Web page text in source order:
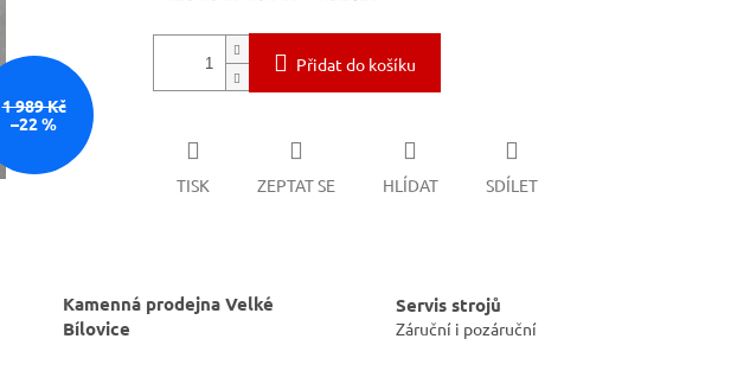
1 989 Kč
–22 %
Přidat do košíku
TISK ZEPTAT SE HLÍDAT SDÍLET
Kamenná prodejna Velké
Bílovice
Servis strojů
Záruční i pozáruční